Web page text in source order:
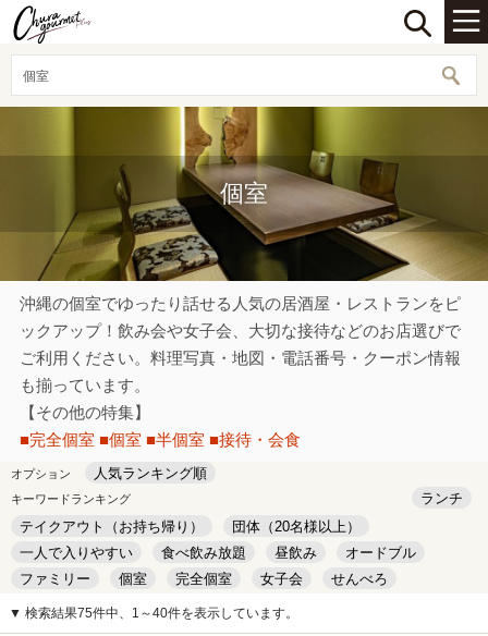
個室
個室
沖縄の個室でゆったり話せる人気の居酒屋・レストランをピ
ックアップ！飲み会や女子会、大切な接待などのお店選びで
ご利用ください。料理写真・地図・電話番号・クーポン情報
も揃っています。
【その他の特集】
■完全個室 ■個室 ■半個室 ■接待・会食
オプション 人気ランキング順
キーワードランキング
ランチ
テイクアウト（お持ち帰り）
団体（20名様以上）
一人で入りやすい
食べ飲み放題 昼飲み
オードブル
ファミリー
個室 完全個室 女子会
せんべろ
キッズルーム
安い デート
▼ 検索結果75件中、1～40件を表示しています。